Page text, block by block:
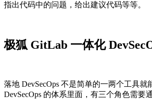
指出代码中的问题，给出建议代码等等。
极狐 GitLab 一体化
落地 DevSecOps 不是简单的一两个工具就
DevSecOps 的体系里面，有三个角色需要